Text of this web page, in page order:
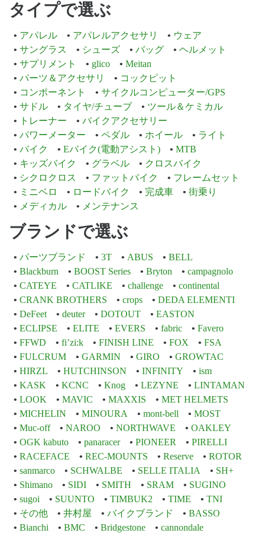
タイプで選ぶ
アパレル アパレルアクセサリ
ウェア
サングラス
シューズ バッグ
ヘルメット
サプリメント
glico
Meitan
パーツ＆アクセサリ
コックピット
コンポーネント
サイクルコンピューター/GPS
サドル
タイヤ/チューブ
ツール＆ケミカル
トレーナー
バイクアクセサリー
パワーメーター
ペダル ホイール
ライト
バイク
Eバイク(電動アシスト)
MTB
キッズバイク
グラベル
クロスバイク
シクロクロス
ファットバイク
フレームセット
ミニベロ
ロードバイク 完成車
街乗り
メディカル
メンテナンス
ブランドで選ぶ
パーツブランド 3T ABUS
BELL
Blackburn
BOOST Series Bryton
campagnolo
CATEYE
CATLIKE challenge
continental
CRANK BROTHERS
crops
DEDA ELEMENTI
DeFeet
deuter DOTOUT
EASTON
ECLIPSE
ELITE EVERS fabric
Favero
FFWD
fi’zi:k FINISH LINE FOX
FSA
FULCRUM
GARMIN GIRO
GROWTAC
HIRZL
HUTCHINSON INFINITY
ism
KASK
KCNC Knog LEZYNE
LINTAMAN
LOOK
MAVIC MAXXIS
MET HELMETS
MICHELIN
MINOURA mont-bell
MOST
Muc-off
NAROO NORTHWAVE
OAKLEY
OGK kabuto
panaracer PIONEER
PIRELLI
RACEFACE
REC-MOUNTS Reserve
ROTOR
sanmarco
SCHWALBE SELLE ITALIA
SH+
Shimano
SIDI SMITH SRAM
SUGINO
sugoi
SUUNTO TIMBUK2 TIME
TNI
その他
井村屋 バイクブランド
BASSO
Bianchi
BMC Bridgestone
cannondale